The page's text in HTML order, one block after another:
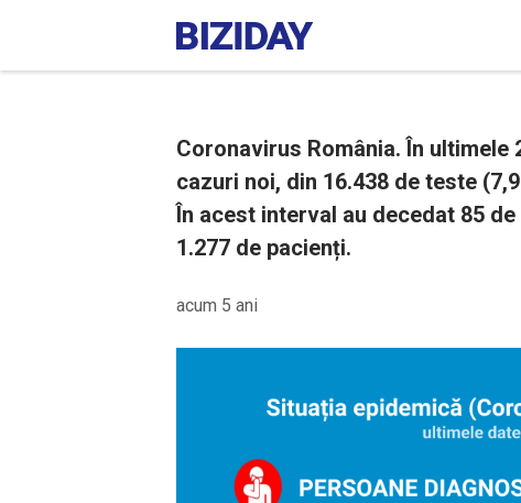
Coronavirus România. În
cazuri noi, din 16.438 de teste
În acest interval au decedat 85
1.277 de pacienți.
acum 5 ani